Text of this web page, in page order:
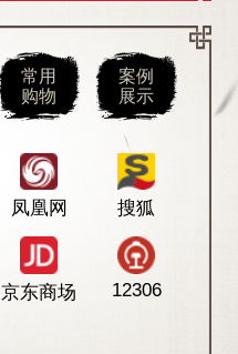
常用
购物
案例
展示
凤凰网 搜狐
京东商场 12306